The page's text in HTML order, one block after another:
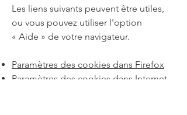
Les liens suivants peuvent être utiles,
ou vous pouvez utiliser l'option
« Aide » de votre navigateur.
Paramètres des cookies dans Firefox
Paramètres des cookies dans Internet